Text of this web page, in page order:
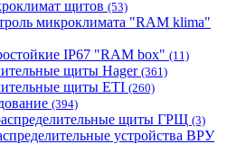
щитов (53)
микроклимата "RAM klima"
IP67 "RAM box" (11)
щиты Hager (361)
щиты ETI (260)
(394)
щиты ГРЩ (3)
устройства ВРУ